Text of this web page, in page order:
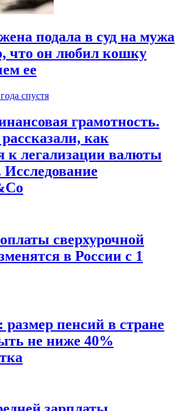
подала в суд на мужа
что он любил кошку
ее
спустя
грамотность.
как
к легализации валюты
Исследование
сверхурочной
в России с 1
пенсий в стране
не ниже 40%